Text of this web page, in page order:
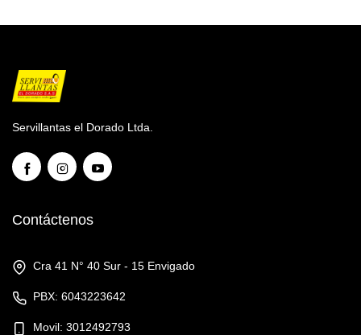
Servillantas el Dorado Ltda.
Contáctenos
Cra 41 N° 40 Sur - 15 Envigado
PBX: 6043223642
Movil: 3012492793